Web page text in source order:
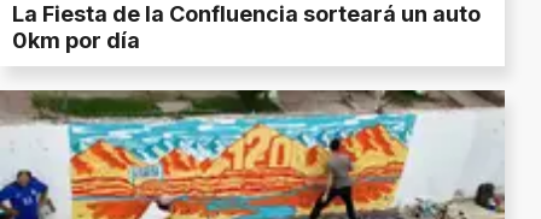
La Fiesta de la Confluencia sorteará un auto
0km por día